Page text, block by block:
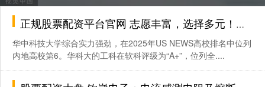
正规股票配资平台官网 志愿丰富，选择多元！华中科技大学成就每一个未来
华中科技大学综合实力强劲，在2025年US NEWS高校排名中位列
内地高校第6。华科大的工科在软科评级为“A+”，位列全....